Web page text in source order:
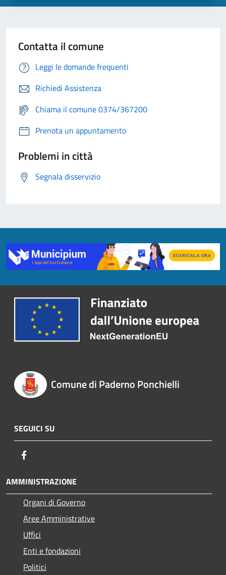
Contatta il comune
Leggi le domande frequenti
Richiedi Assistenza
Chiama il comune 0374/367200
Prenota un appuntamento
Problemi in città
Segnala disservizio
Comune di Paderno Ponchielli
SEGUICI SU
AMMINISTRAZIONE
Organi di Governo
Aree Amministrative
Uffici
Enti e fondazioni
Politici